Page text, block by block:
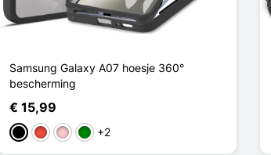
Samsung Galaxy A07 hoesje 360°
bescherming
€ 15,99
ZwartRoodRozeGroen
+2